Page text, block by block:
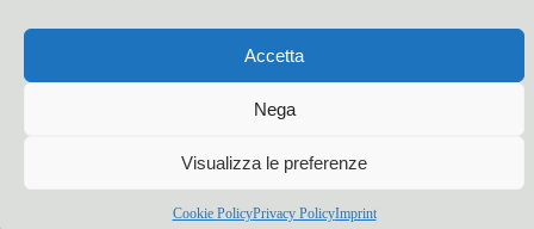
Accetta
Nega
Visualizza le preferenze
Cookie PolicyPrivacy PolicyImprint